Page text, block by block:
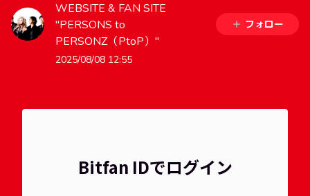
WEBSITE & FAN SITE
"PERSONS to
PERSONZ（PtoP）"
2025/08/08 12:55
フォロー
Bitfan IDでログイン